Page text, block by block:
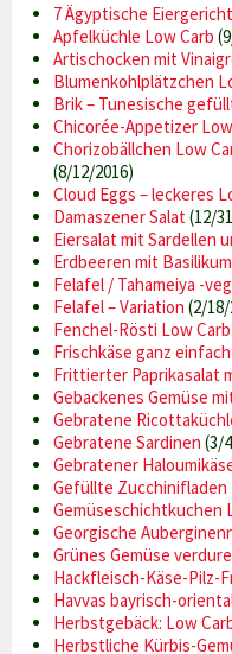
7 Ägyptische
Apfelküchle Low Carb
Artischocken mit
Blumenkohlplätzchen
Brik – Tunesische
Chicorée-Appetizer
Chorizobällchen Low
(8/12/2016)
Cloud Eggs – leckeres
Damaszener Salat (12/
Eiersalat mit Sardellen
Erdbeeren mit
Felafel / Tahameiya -
Felafel – Variation (2/
Fenchel-Rösti Low Carb
Frischkäse ganz
Frittierter Paprikasalat
Gebackenes Gemüse
Gebratene
Gebratene Sardinen (3/
Gebratener
Gefüllte Zucchinifladen
Gemüseschichtkuchen
Georgische
Grünes Gemüse
Hackfleisch-Käse-Pilz-
Havvas bayrisch-
Herbstgebäck: Low
Herbstliche Kürbis-